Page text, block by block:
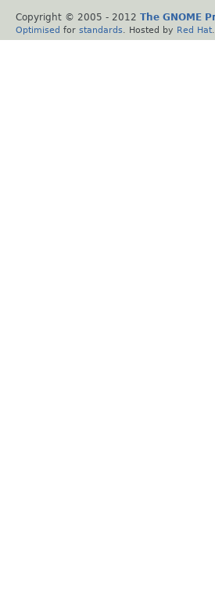
Copyright © 2005 - 2012 The GNOME
Optimised for standards . Hosted by Red Hat